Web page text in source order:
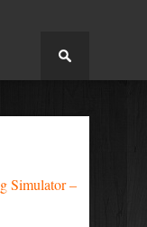
Simulator –